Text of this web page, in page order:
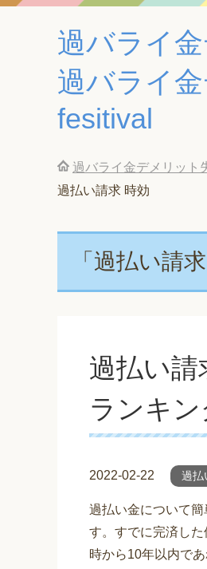
過バライ
過バライ
fesitival
過バライ金デメリット
過払い請求 時効
「過払い請
過払い
ランキン
2022-02-22 過払
過払い金について
す。すでに完済し
時から10年以内で